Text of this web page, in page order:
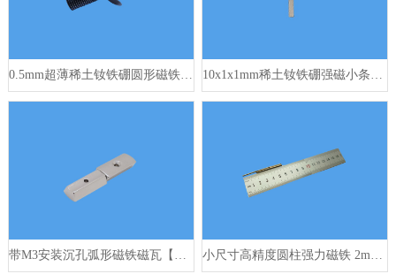
0.5mm超薄稀土钕铁硼圆形磁铁 20x0.5mm
带M3安装沉孔弧形磁铁磁瓦【图片 图纸 报价】 小尺寸高精度圆柱强力磁铁 2mm x 20mm